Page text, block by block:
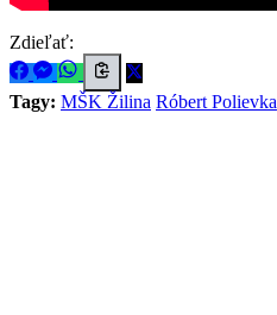
Zdieľať:
Tagy: MŠK Žilina Róbert Polievka